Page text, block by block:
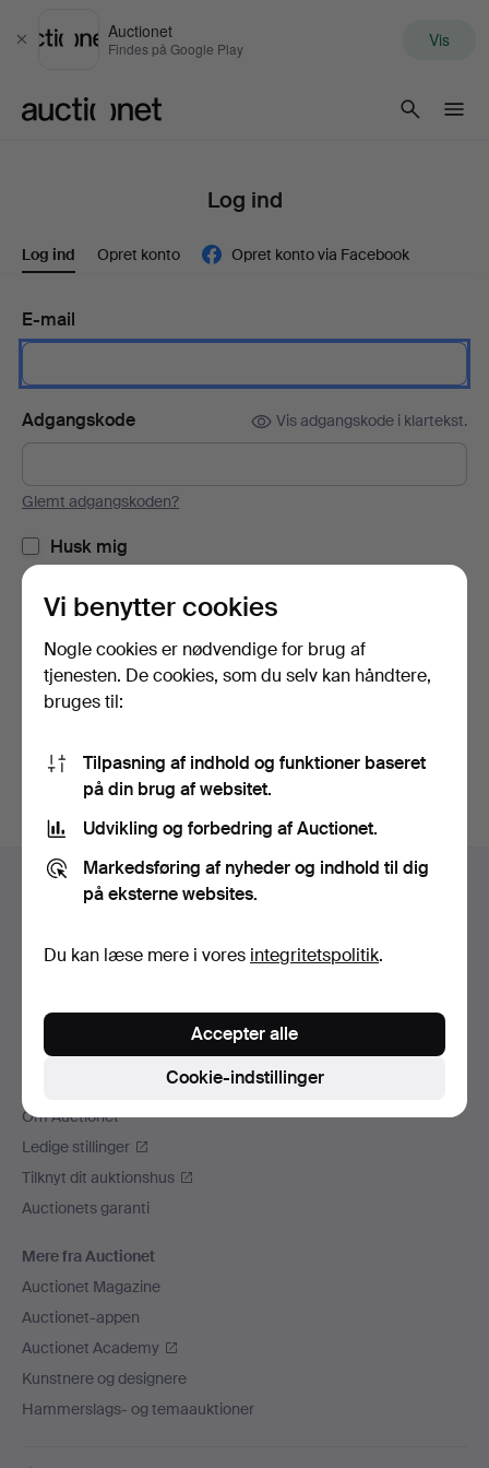
Luk
Auctionet
Findes på Google Play Vis
Log ind
Log ind Opret konto Opret konto via Facebook
E-mail
Adgangskode Vis adgangskode i klartekst.
Glemt adgangskoden?
Husk mig
Log ind
eller log ind via Facebook her
Sidefodsnavigation
Hjælp og kontaktoplysninger
Alle auktionshuse
Om Auctionet
Ledige stillinger
Tilknyt dit auktionshus
Auctionets garanti
Mere fra Auctionet
Auctionet Magazine
Auctionet-appen
Auctionet Academy
Kunstnere og designere
Hammerslags- og temaauktioner
Vi benytter cookies
Nogle cookies er nødvendige for brug af
tjenesten. De cookies, som du selv kan håndtere,
bruges til:
Tilpasning af indhold og funktioner baseret
på din brug af websitet.
Udvikling og forbedring af Auctionet.
Markedsføring af nyheder og indhold til dig
på eksterne websites.
Du kan læse mere i vores integritetspolitik.
Cookie-indstillinger
Accepter alle